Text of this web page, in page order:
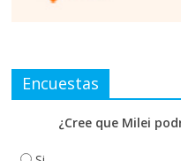
Encuestas
¿Cree que Milei